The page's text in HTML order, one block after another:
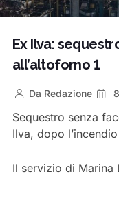
Ex Ilva:
all’altoforno 1
Da Redazione
Sequestro senza
Ilva, dopo
Il servizio di Marina